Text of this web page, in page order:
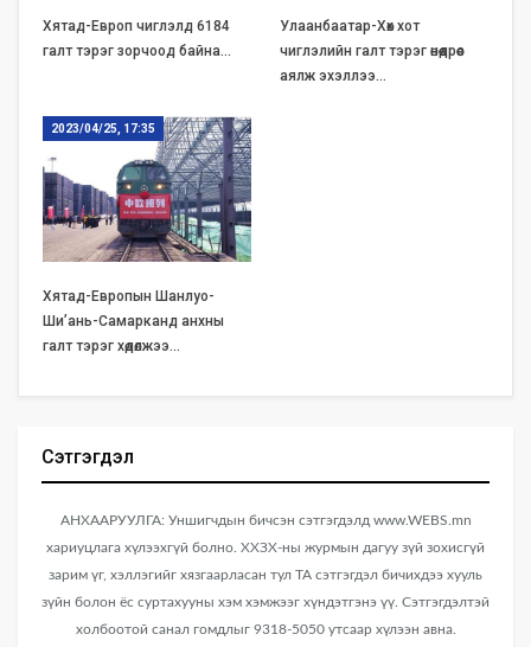
Хятад-Европ чиглэлд 6184
галт тэрэг зорчоод байна…
Улаанбаатар-Хөх хот
чиглэлийн галт тэрэг өнөөдрөөс
аялж эхэллээ…
2023/04/25, 17:35
Хятад-Европын Шанлуо-
Ши’ань-Самарканд анхны
галт тэрэг хөдөлжээ…
Сэтгэгдэл
АНХААРУУЛГА: Уншигчдын бичсэн сэтгэгдэлд www.WEBS.mn
хариуцлага хүлээхгүй болно. ХХЗХ-ны журмын дагуу зүй зохисгүй
зарим үг, хэллэгийг хязгаарласан тул ТА сэтгэгдэл бичихдээ хууль
зүйн болон ёс суртахууны хэм хэмжээг хүндэтгэнэ үү. Сэтгэгдэлтэй
холбоотой санал гомдлыг 9318-5050 утсаар хүлээн авна.